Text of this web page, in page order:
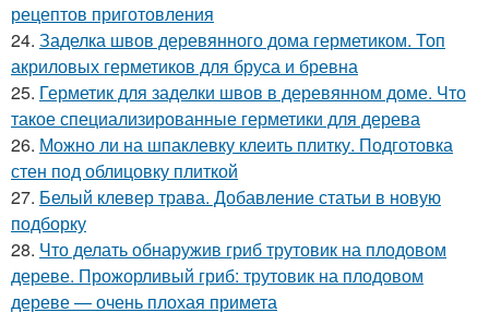
рецептов приготовления
24. Заделка швов деревянного дома герметиком. Топ
акриловых герметиков для бруса и бревна
25. Герметик для заделки швов в деревянном доме. Что
такое специализированные герметики для дерева
26. Можно ли на шпаклевку клеить плитку. Подготовка
стен под облицовку плиткой
27. Белый клевер трава. Добавление статьи в новую
подборку
28. Что делать обнаружив гриб трутовик на плодовом
дереве. Прожорливый гриб: трутовик на плодовом
дереве — очень плохая примета